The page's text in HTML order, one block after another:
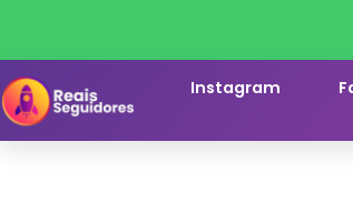
Instagram